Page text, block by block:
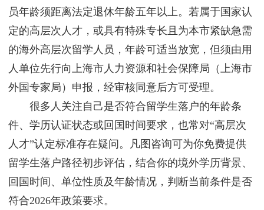
员年龄须距离法定退休年龄五年以上。若属于国家认
定的高层次人才，或具有特殊专长且为本市紧缺急需
的海外高层次留学人员，年龄可适当放宽，但须由用
人单位先行向上海市人力资源和社会保障局（上海市
外国专家局）申报，经审核同意后方可受理。
很多人关注自己是否符合留学生落户的年龄条
件、学历认证状态或回国时间要求，也常对“高层次
人才”认定标准存在疑问。凡图咨询可为你免费提供
留学生落户路径初步评估，结合你的境外学历背景、
回国时间、单位性质及年龄情况，判断当前条件是否
符合2026年政策要求。